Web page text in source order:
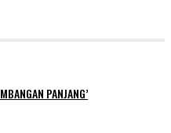
PANJANG’